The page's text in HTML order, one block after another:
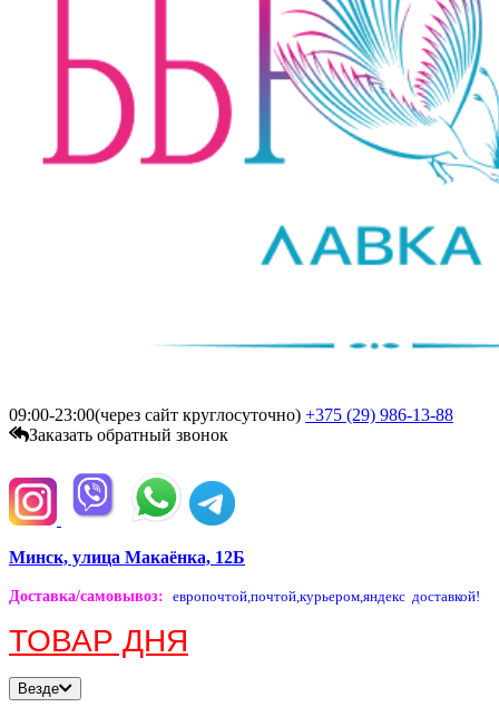
09:00-23:00(через сайт круглосуточно) +375 (29) 986-13-88
Заказать обратный звонок
Минск, улица Макаёнка, 12Б
Доставка/самовывоз: европочтой,почтой,курьером,яндекс доставкой!
ТОВАР ДНЯ
Везде